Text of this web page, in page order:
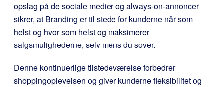
opslag på de sociale medier og always-on-annoncer
sikrer, at Branding er til stede for kunderne når som
helst og hvor som helst og maksimerer
salgsmulighederne, selv mens du sover.
Denne kontinuerlige tilstedeværelse forbedrer
shoppingoplevelsen og giver kunderne fleksibilitet og